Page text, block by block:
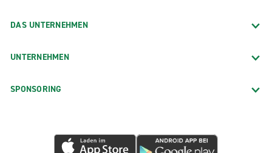
DAS UNTERNEHMEN
UNTERNEHMEN
SPONSORING